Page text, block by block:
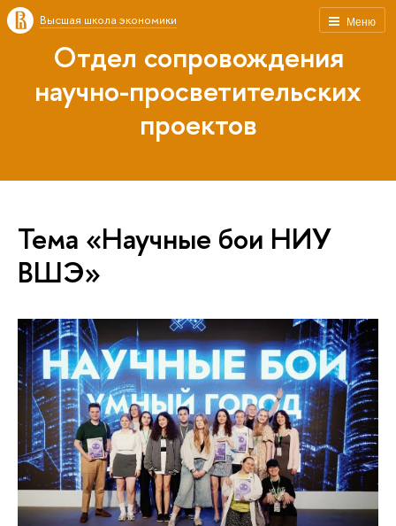
Меню
Высшая школа экономики
Отдел сопровождения
научно-просветительских
проектов
Тема «Научные бои НИУ
ВШЭ»